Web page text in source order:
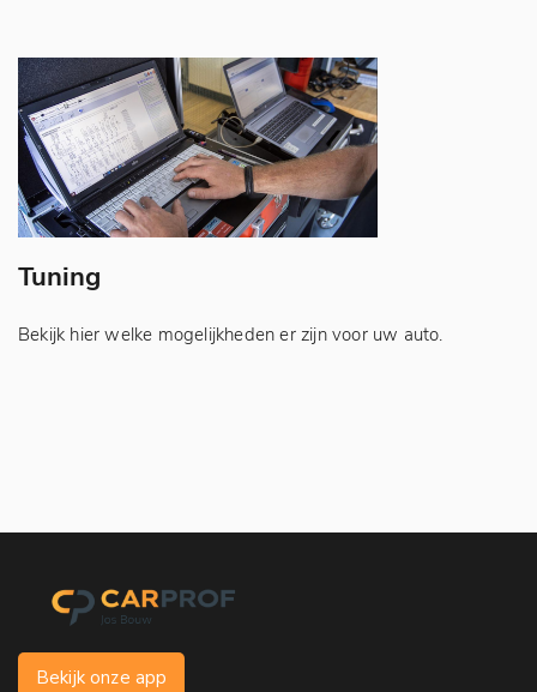
Tuning
Bekijk hier welke mogelijkheden er zijn voor uw auto.
Bekijk onze app